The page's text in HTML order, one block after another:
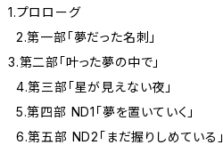
1.プロローグ
2.第一部「夢だった名刺」
3.第二部「叶った夢の中で」
4.第三部「星が見えない夜」
5.第四部 ND1「夢を置いていく」
6.第五部 ND2「まだ握りしめている」